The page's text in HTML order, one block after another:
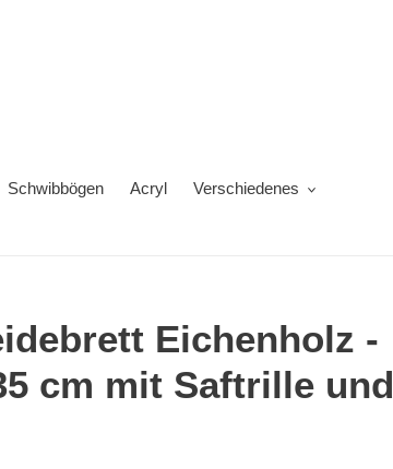
Schwibbögen Acryl Verschiedenes
Eichenholz -
cm mit Saftrille und